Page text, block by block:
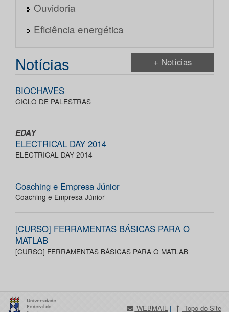
Ouvidoria
Eficiência energética
Notícias + Notícias
BIOCHAVES
CICLO DE PALESTRAS
EDAY
ELECTRICAL DAY 2014
ELECTRICAL DAY 2014
Coaching e Empresa Júnior
Coaching e Empresa Júnior
[CURSO] FERRAMENTAS BÁSICAS PARA O
MATLAB
[CURSO] FERRAMENTAS BÁSICAS PARA O MATLAB
WEBMAIL | Topo do Site